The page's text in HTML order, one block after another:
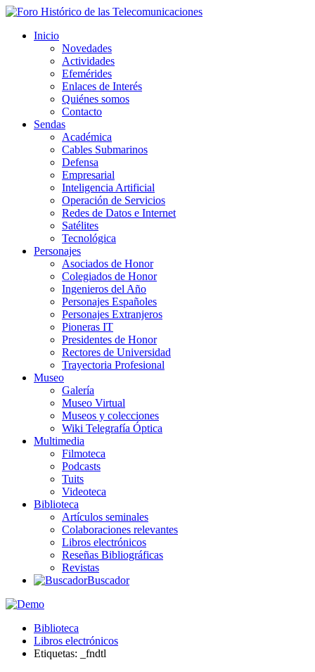
Inicio
Novedades
Actividades
Efemérides
Enlaces de Interés
Quiénes somos
Contacto
Sendas
Académica
Cables Submarinos
Defensa
Empresarial
Inteligencia Artificial
Operación de Servicios
Redes de Datos e Internet
Satélites
Tecnológica
Personajes
Asociados de Honor
Colegiados de Honor
Ingenieros del Año
Personajes Españoles
Personajes Extranjeros
Pioneras IT
Presidentes de Honor
Rectores de Universidad
Trayectoria Profesional
Museo
Galería
Museo Virtual
Museos y colecciones
Wiki Telegrafía Óptica
Multimedia
Filmoteca
Podcasts
Tuits
Videoteca
Biblioteca
Artículos seminales
Colaboraciones relevantes
Libros electrónicos
Reseñas Bibliográficas
Revistas
Buscador
Biblioteca
Libros electrónicos
Etiquetas: _fndtl